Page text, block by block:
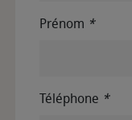
Prénom *
Téléphone *